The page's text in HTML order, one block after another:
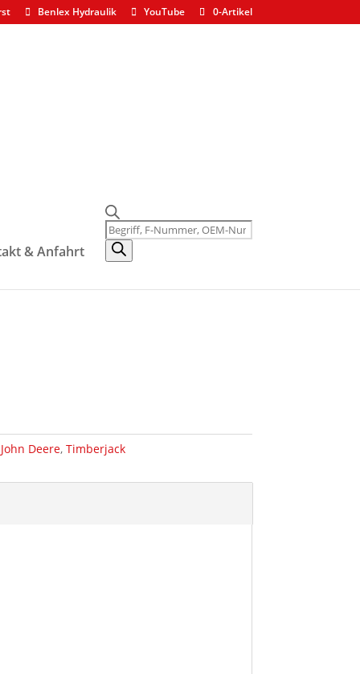
Benlex Hydraulik YouTube 0-Artikel
& Anfahrt
Products
search
John Deere,Timberjack